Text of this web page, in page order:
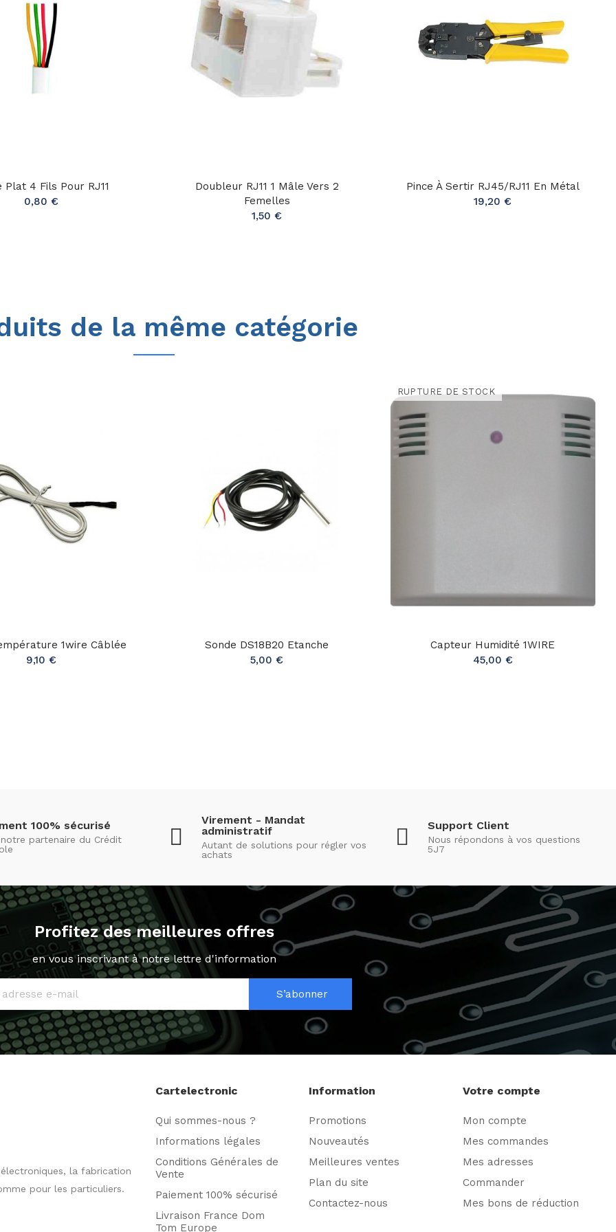
Plat 4 Fils Pour RJ11
0,80 €
Doubleur RJ11 1 Mâle Vers 2
Femelles
1,50 €
Pince À Sertir RJ45/RJ11 En Métal
19,20 €
de la même catégorie
1wire Câblée
9,10 €
Sonde DS18B20 Etanche
5,00 €
RUPTURE DE STOCK
Capteur Humidité 1WIRE
45,00 €
100% sécurisé
partenaire du Crédit
Virement - Mandat
administratif
Autant de solutions pour régler vos
achats
Support Client
Nous répondons à vos questions
5J7
Profitez des meilleures offres
en vous inscrivant à notre lettre d'information
S’abonner
la fabrication
pour les particuliers.
Cartelectronic
Qui sommes-nous ?
Informations légales
Conditions Générales de
Vente
Paiement 100% sécurisé
Livraison France Dom
Tom Europe
Information
Promotions
Nouveautés
Meilleures ventes
Plan du site
Contactez-nous
Votre compte
Mon compte
Mes commandes
Mes adresses
Commander
Mes bons de réduction